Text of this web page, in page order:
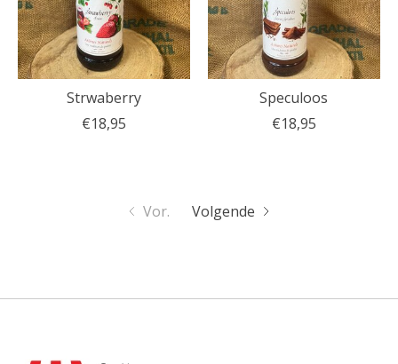
Strwaberry
€18,95
Speculoos
€18,95
Vor. Volgende